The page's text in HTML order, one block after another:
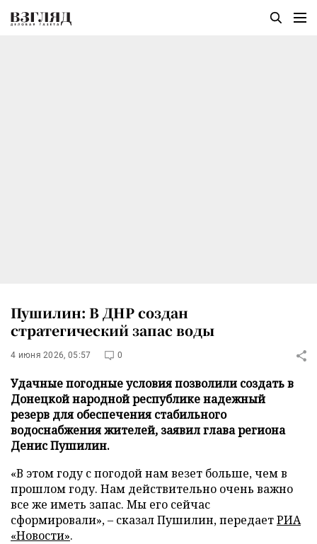
Пушилин: В ДНР создан
стратегический запас воды
4 июня 2026, 05:57 0
Удачные погодные условия позволили создать в
Донецкой народной республике надежный
резерв для обеспечения стабильного
водоснабжения жителей, заявил глава региона
Денис Пушилин.
«В этом году с погодой нам везет больше, чем в
прошлом году. Нам действительно очень важно
все же иметь запас. Мы его сейчас
сформировали», – сказал Пушилин, передаетРИА
«Новости».